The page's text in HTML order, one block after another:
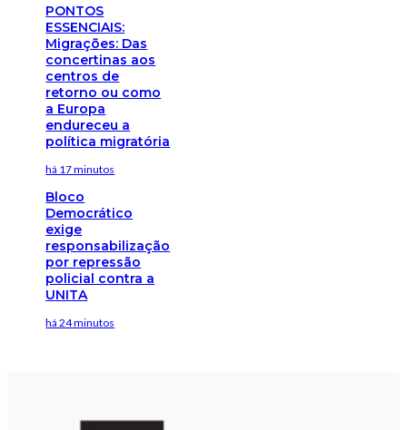
PONTOS
ESSENCIAIS:
Migrações: Das
concertinas aos
centros de
retorno ou como
a Europa
endureceu a
política migratória
há 17 minutos
Bloco
Democrático
exige
responsabilização
por repressão
policial contra a
UNITA
há 24 minutos